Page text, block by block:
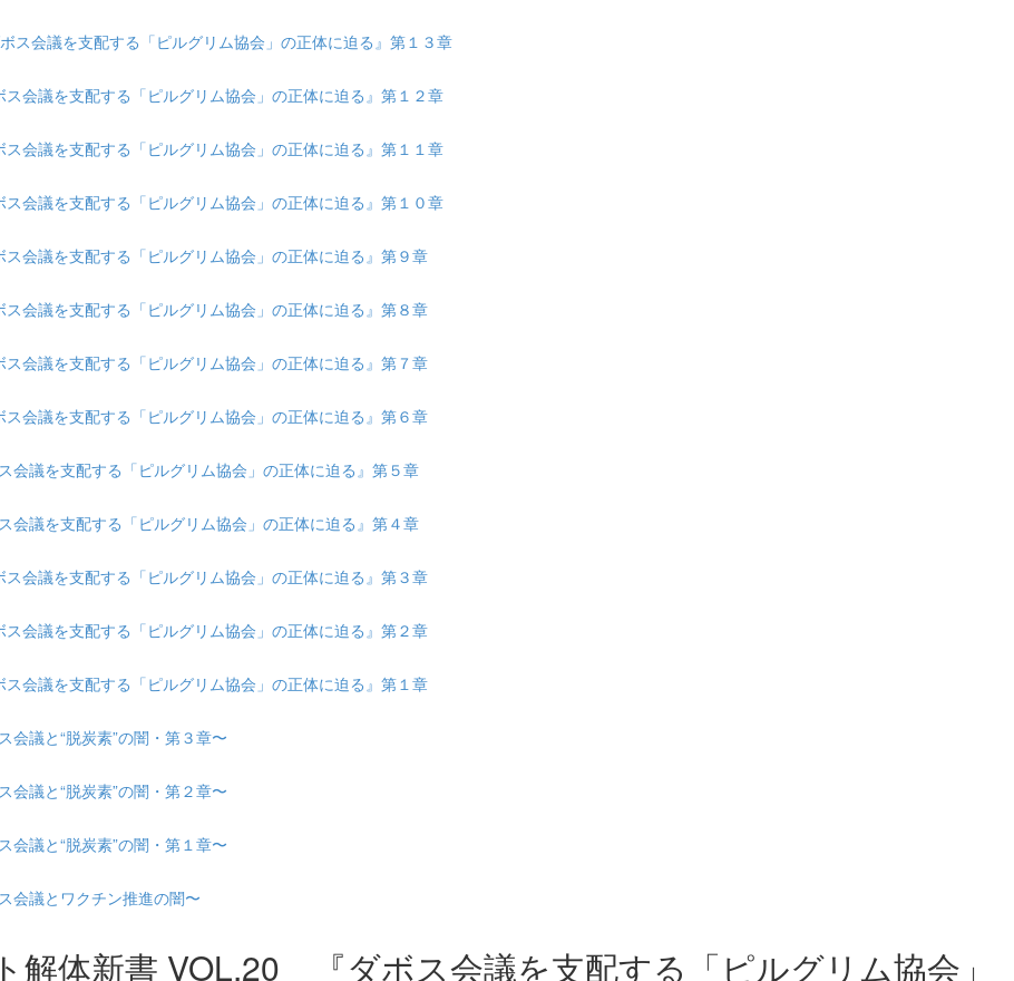
会議を支配する「ピルグリム協会」の正体に迫る』第１３章
会議を支配する「ピルグリム協会」の正体に迫る』第１２章
会議を支配する「ピルグリム協会」の正体に迫る』第１１章
会議を支配する「ピルグリム協会」の正体に迫る』第１０章
会議を支配する「ピルグリム協会」の正体に迫る』第９章
会議を支配する「ピルグリム協会」の正体に迫る』第８章
会議を支配する「ピルグリム協会」の正体に迫る』第７章
会議を支配する「ピルグリム協会」の正体に迫る』第６章
議を支配する「ピルグリム協会」の正体に迫る』第５章
議を支配する「ピルグリム協会」の正体に迫る』第４章
会議を支配する「ピルグリム協会」の正体に迫る』第３章
会議を支配する「ピルグリム協会」の正体に迫る』第２章
会議を支配する「ピルグリム協会」の正体に迫る』第１章
議と“脱炭素”の闇・第３章〜
議と“脱炭素”の闇・第２章〜
議と“脱炭素”の闇・第１章〜
会議とワクチン推進の闇〜
解体新書 VOL.20 『ダボス会議を支配する「ピルグリム協会」